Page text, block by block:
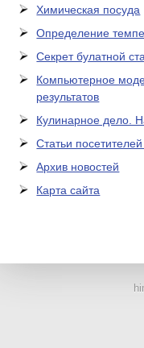
Химическая посуда
Определение
Секрет булатной
Компьютерное
результатов
Кулинарное дело.
Статьи
Архив новостей
Карта сайта